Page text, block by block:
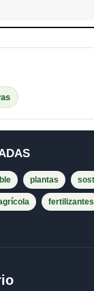
plantas
fertilizantes